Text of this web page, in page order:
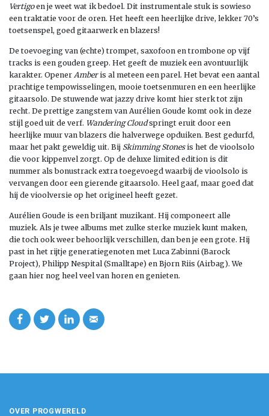
Vertigoen je weet wat ik bedoel. Dit instrumentale stuk is sowieso
een traktatie voor de oren. Het heeft een heerlijke drive, lekker 70’s
toetsenspel, goed gitaarwerk en blazers!
De toevoeging van (echte) trompet, saxofoon en trombone op vijf
tracks is een gouden greep. Het geeft de muziek een avontuurlijk
karakter. Opener Amberis al meteen een parel. Het bevat een aantal
prachtige tempowisselingen, mooie toetsenmuren en een heerlijke
gitaarsolo. De stuwende wat jazzy drive komt hier sterk tot zijn
recht. De prettige zangstem van Aurélien Goude komt ook in deze
stijl goed uit de verf. Wandering Cloudspringt eruit door een
heerlijke muur van blazers die halverwege opduiken. Best gedurfd,
maar het pakt geweldig uit. Bij Skimming Stonesis het de vioolsolo
die voor kippenvel zorgt. Op de deluxe limited edition is dit
nummer als bonustrack extra toegevoegd waarbij de vioolsolo is
vervangen door een gierende gitaarsolo. Heel gaaf, maar goed dat
hij de vioolversie op het origineel heeft gezet.
Aurélien Goude is een briljant muzikant. Hij componeert alle
muziek. Als je twee albums met zulke sterke muziek kunt maken,
die toch ook weer behoorlijk verschillen, dan ben je een grote. Hij
past in het rijtje generatiegenoten met Luca Zabinni (Barock
Project), Philipp Nespital (Smalltape) en Bjorn Riis (Airbag). We
gaan hier nog heel veel van horen en genieten.
OVER PROGWERELD